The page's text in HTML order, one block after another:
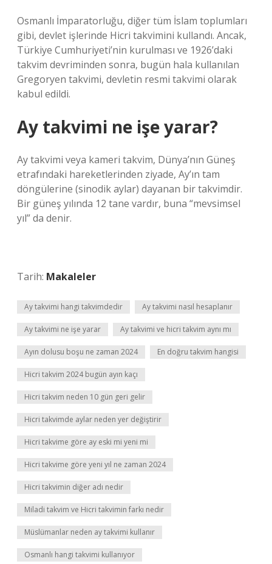
Osmanlı İmparatorluğu, diğer tüm İslam toplumları
gibi, devlet işlerinde Hicri takvimini kullandı. Ancak,
Türkiye Cumhuriyeti’nin kurulması ve 1926’daki
takvim devriminden sonra, bugün hala kullanılan
Gregoryen takvimi, devletin resmi takvimi olarak
kabul edildi.
Ay takvimi ne işe yarar?
Ay takvimi veya kameri takvim, Dünya’nın Güneş
etrafındaki hareketlerinden ziyade, Ay’ın tam
döngülerine (sinodik aylar) dayanan bir takvimdir.
Bir güneş yılında 12 tane vardır, buna “mevsimsel
yıl” da denir.
Tarih: Makaleler
Ay takvimi hangi takvimdedir Ay takvimi nasıl hesaplanır
Ay takvimi ne işe yarar Ay takvimi ve hicri takvim aynı mı
Ayın dolusu boşu ne zaman 2024 En doğru takvim hangisi
Hicri takvim 2024 bugün ayın kaçı
Hicri takvim neden 10 gün geri gelir
Hicri takvimde aylar neden yer değiştirir
Hicri takvime göre ay eski mi yeni mi
Hicri takvime göre yeni yıl ne zaman 2024
Hicri takvimin diğer adı nedir
Miladi takvim ve Hicri takvimin farkı nedir
Müslümanlar neden ay takvimi kullanır
Osmanlı hangi takvimi kullanıyor